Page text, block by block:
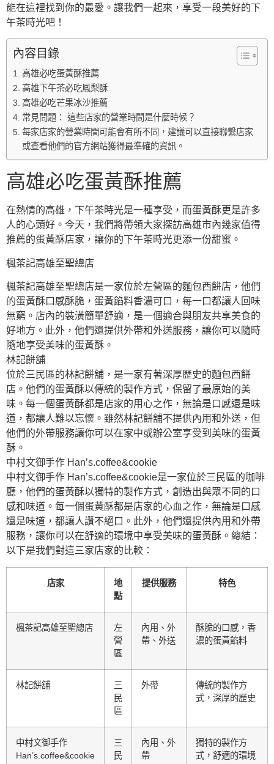
能在這裡找到你的最愛。讓我們一起來，享受一段美好的下
午茶時光吧！
內容目錄
高雄必吃蛋黃酥推薦
高雄下午茶必吃鳳梨酥
高雄必吃芒果冰沙推薦
常見問題： 這些店家的營業時間是什麼時候？
每家店家的營業時間可能會有所不同，建議可以直接聯繫店家
或查看他們的官方網站獲得最準確的資訊。
高雄必吃蛋黃酥推薦
在熱情的高雄，下午茶時光是一種享受，而蛋黃酥更是許多
人的心頭好。今天，我們將帶領大家探訪高雄市內幾家值得
推薦的蛋黃酥店家，讓你的下午茶時光更添一份甜蜜。
楓茶記高雄至聖總店
楓茶記高雄至聖總店是一家位於左營區的麵包西餅店，他們
的蛋黃酥口感酥脆，蛋黃餡料香濃可口，每一口都讓人回味
無窮。店內的裝潢簡單舒適，是一個適合與朋友共享美食的
好地方。此外，他們還提供外帶和外送服務，讓你可以隨時
隨地享受美味的蛋黃酥。
林記餅舖
位於三民區的林記餅舖，是一家有著深厚歷史的麵包西餅
店。他們的蛋黃酥以傳統的製作方式，保留了最原始的美
味。每一個蛋黃酥都是店家的用心之作，無論是口感還是味
道，都讓人難以忘懷。雖然林記餅舖不提供內用和外送，但
他們的外帶服務讓你可以在家中或辦公室享受到美味的蛋黃
酥。
中村文御手作 Han’s.coffee&cookie
中村文御手作 Han’s.coffee&cookie是一家位於三民區的咖啡
廳，他們的蛋黃酥以獨特的製作方式，創造出與眾不同的口
感和味道。每一個蛋黃酥都是店家的心血之作，無論是口感
還是味道，都讓人讚不絕口。此外，他們還提供內用和外帶
服務，讓你可以在舒適的環境中享受美味的蛋黃酥。總結：
以下是我們對這三家店家的比較：
店家
地
點
提供服務 特色
楓茶記高雄至聖總店
左
營
區
內用、外
帶、外送
酥脆的口感，香
濃的蛋黃餡料
林記餅舖
三
民
區
外帶
傳統的製作方
式，深厚的歷史
中村文御手作
Han’s.coffee&cookie
三
民
內用、外
帶
獨特的製作方
式，舒適的環境